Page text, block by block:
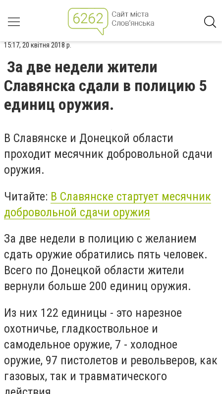
15:17, 20 квітня 2018 р.
За две недели жители
Славянска сдали в полицию 5
единиц оружия.
В Славянске и Донецкой области
проходит месячник добровольной сдачи
оружия.
Читайте: В Славянске стартует месячник
добровольной сдачи оружия
За две недели в полицию с желанием
сдать оружие обратились пять человек.
Всего по Донецкой области жители
вернули больше 200 единиц оружия.
Из них 122 единицы - это нарезное
охотничье, гладкоствольное и
самодельное оружие, 7 - холодное
оружие, 97 пистолетов и револьверов, как
газовых, так и травматического